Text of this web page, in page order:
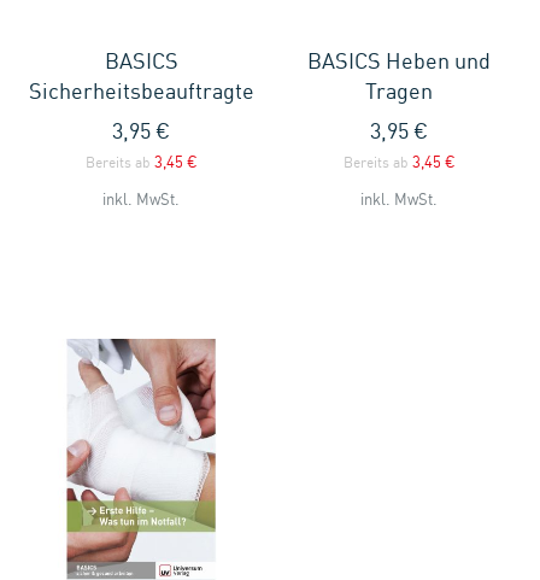
BASICS
Sicherheitsbeauftragte
3,95 €
Bereits ab 3,45 €
inkl. MwSt.
BASICS Heben und
Tragen
3,95 €
Bereits ab 3,45 €
inkl. MwSt.